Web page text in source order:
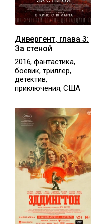
Дивергент, глава 3:
За стеной
2016, фантастика,
боевик, триллер,
детектив,
приключения, США